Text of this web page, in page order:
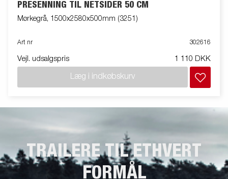
PRESENNING TIL NETSIDER 50 CM
Mørkegrå, 1500x2580x500mm (3251)
Art nr 302616
Vejl. udsalgspris 1 110 DKK
Læg i indkøbskurv
TRAILERE TIL ETHVERT
FORMÅL